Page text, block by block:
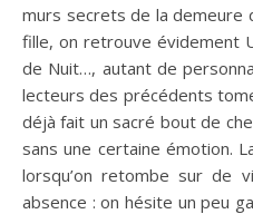
murs secrets de la demeure
fille, on retrouve évidement
de Nuit…, autant de
lecteurs des précédents
déjà fait un sacré bout de
sans une certaine émotion.
lorsqu’on retombe sur de
absence : on hésite un peu